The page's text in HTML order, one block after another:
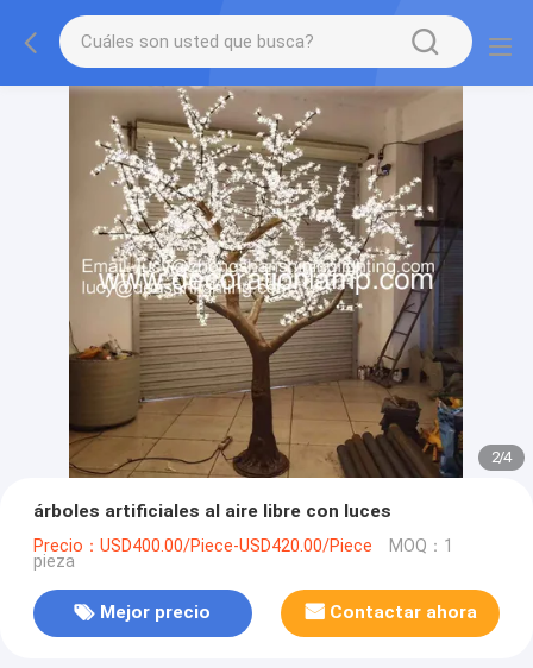
2/4
árboles artificiales al aire libre con luces
Precio：USD400.00/Piece-USD420.00/Piece MOQ：1
pieza
Mejor precio Contactar ahora